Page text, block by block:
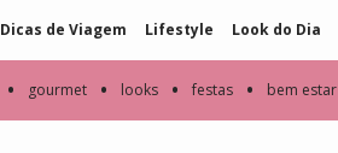
Dicas de Viagem Lifestyle Look do Dia
• gourmet • looks • festas • bem estar